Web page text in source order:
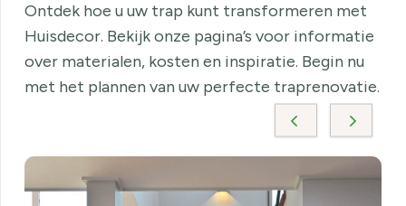
Ontdek hoe u uw trap kunt transformeren met
Huisdecor. Bekijk onze pagina’s voor informatie
over materialen, kosten en inspiratie. Begin nu
met het plannen van uw perfecte traprenovatie.